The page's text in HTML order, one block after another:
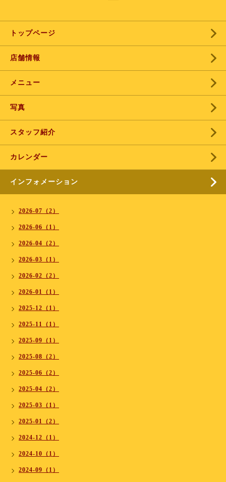
トップページ
店舗情報
メニュー
写真
スタッフ紹介
カレンダー
インフォメーション
2026-07（2）
2026-06（1）
2026-04（2）
2026-03（1）
2026-02（2）
2026-01（1）
2025-12（1）
2025-11（1）
2025-09（1）
2025-08（2）
2025-06（2）
2025-04（2）
2025-03（1）
2025-01（2）
2024-12（1）
2024-10（1）
2024-09（1）